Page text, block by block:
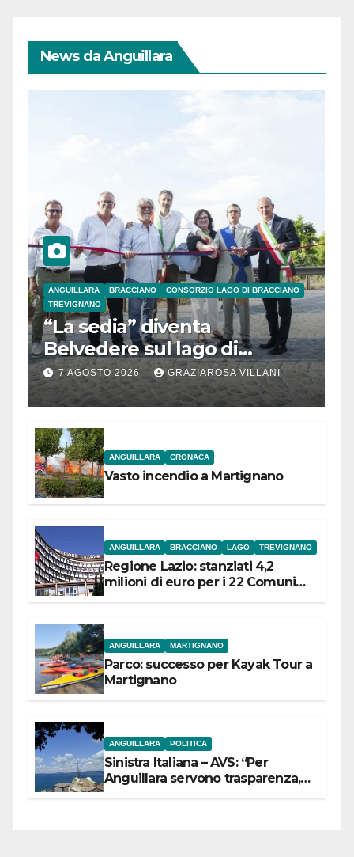
News da Anguillara
ANGUILLARA BRACCIANO
CONSORZIO LAGO DI BRACCIANO
TREVIGNANO
“La sedia” diventa
Belvedere sul lago di
Bracciano: ieri
l’inaugurazione
7 AGOSTO 2026 GRAZIAROSA VILLANI
ANGUILLARA CRONACA
Vasto incendio a Martignano
ANGUILLARA BRACCIANO LAGO TREVIGNANO
Regione Lazio: stanziati 4,2
milioni di euro per i 22 Comuni
ANGUILLARA MARTIGNANO
Parco: successo per Kayak Tour a
Martignano
ANGUILLARA POLITICA
Sinistra Italiana – AVS: “Per
Anguillara servono trasparenza,